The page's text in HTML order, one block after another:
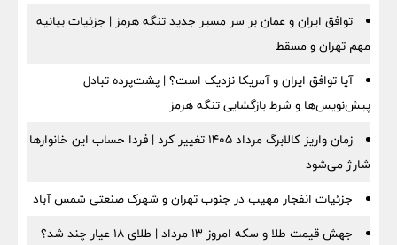
توافق ایران و عمان بر سر مسیر جدید تنگه هرمز | جزئیات بیانیه
مهم تهران و مسقط
آیا توافق ایران و آمریکا نزدیک است؟ | پشت‌پرده تبادل
پیش‌نویس‌ها و شرط بازگشایی تنگه هرمز
زمان واریز کالابرگ مرداد ۱۴۰۵ تغییر کرد | فردا حساب این خانوارها
شارژ می‌شود
جزئیات انفجار مهیب در جنوب تهران و شهرک صنعتی شمس آباد
جهش قیمت طلا و سکه امروز ۱۳ مرداد | طلای ۱۸ عیار چند شد؟